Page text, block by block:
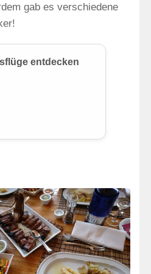
gab es verschiedene
entdecken